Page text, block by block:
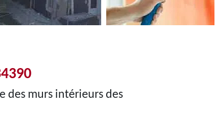
des murs intérieurs des